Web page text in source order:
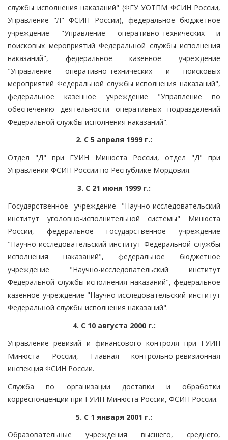
службы исполнения наказаний" (ФГУ УОТПМ ФСИН России,
Управление "Л" ФСИН России), федеральное бюджетное
учреждение "Управление оперативно-технических и
поисковых мероприятий Федеральной службы исполнения
наказаний", федеральное казенное учреждение
"Управление оперативно-технических и поисковых
мероприятий Федеральной службы исполнения наказаний",
федеральное казенное учреждение "Управление по
обеспечению деятельности оперативных подразделений
Федеральной службы исполнения наказаний".
2. С 5 апреля 1999 г.:
Отдел "Д" при ГУИН Минюста России, отдел "Д" при
Управлении ФСИН России по Республике Мордовия.
3. С 21 июня 1999 г.:
Государственное учреждение "Научно-исследовательский
институт уголовно-исполнительной системы" Минюста
России, федеральное государственное учреждение
"Научно-исследовательский институт Федеральной службы
исполнения наказаний", федеральное бюджетное
учреждение "Научно-исследовательский институт
Федеральной службы исполнения наказаний", федеральное
казенное учреждение "Научно-исследовательский институт
Федеральной службы исполнения наказаний".
4. С 10 августа 2000 г.:
Управление ревизий и финансового контроля при ГУИН
Минюста России, Главная контрольно-ревизионная
инспекция ФСИН России.
Служба по организации доставки и обработки
корреспонденции при ГУИН Минюста России, ФСИН России.
5. С 1 января 2001 г.:
Образовательные учреждения высшего, среднего,